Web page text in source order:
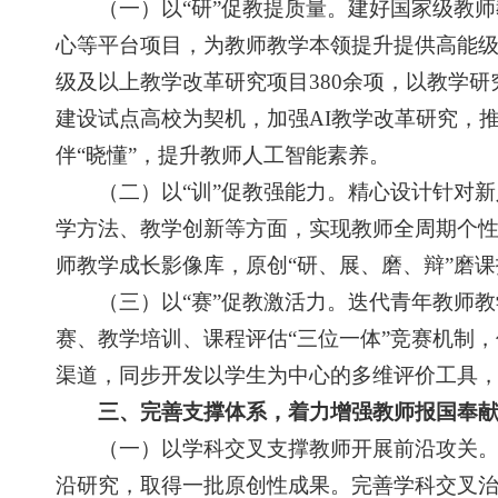
（一）以“研”促教提质量。建好国家级教师
心等平台项目，为教师教学本领提升提供高能
级及以上教学改革研究项目380余项，以教学
建设试点高校为契机，加强AI教学改革研究，
伴“晓懂”，提升教师人工智能素养。
（二）以“训”促教强能力。精心设计针对新
学方法、教学创新等方面，实现教师全周期个
师教学成长影像库，原创“研、展、磨、辩”磨
（三）以“赛”促教激活力。迭代青年教师教
赛、教学培训、课程评估“三位一体”竞赛机制
渠道，同步开发以学生为中心的多维评价工具
三、完善支撑体系，着力增强教师报国奉
（一）以学科交叉支撑教师开展前沿攻关。
沿研究，取得一批原创性成果。完善学科交叉